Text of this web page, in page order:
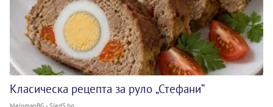
Класическа рецепта за руло „Стефани“